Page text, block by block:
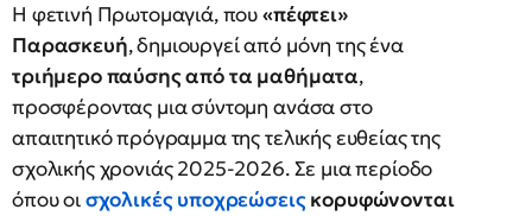
Η φετινή Πρωτομαγιά, που«πέφτει»
Παρασκευή, δημιουργεί από μόνη της ένα
τριήμερο παύσης από τα μαθήματα,
προσφέροντας μια σύντομη ανάσα στο
απαιτητικό πρόγραμμα της τελικής ευθείας της
σχολικής χρονιάς 2025-2026. Σε μια περίοδο
όπου οισχολικές υποχρεώσειςκορυφώνονται